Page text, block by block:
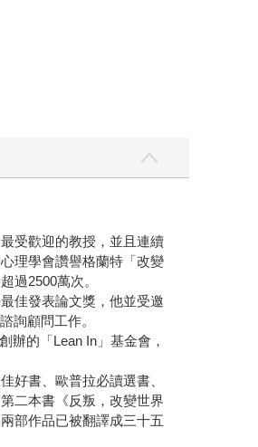
受歡迎的教授，並且連續
理學會讚譽格蘭特「改變
過2500萬次。
佳發表論文獎，他並受邀
詢顧問工作。
辦的「Lean In」基金會，
好書、歐普拉必讀選書、
二本書《反叛，改變世界
部作品已被翻譯成三十五